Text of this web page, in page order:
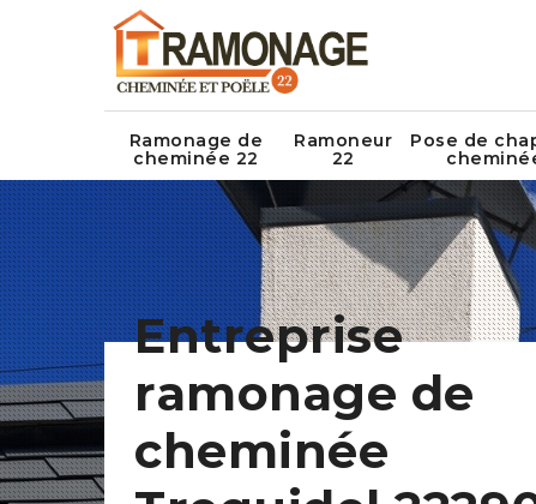
Ramonage de
cheminée 22
Ramoneur
22
Pose de
Entreprise
ramonage de
cheminée